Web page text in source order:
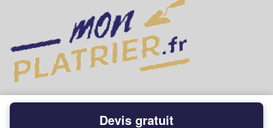
Devis gratuit